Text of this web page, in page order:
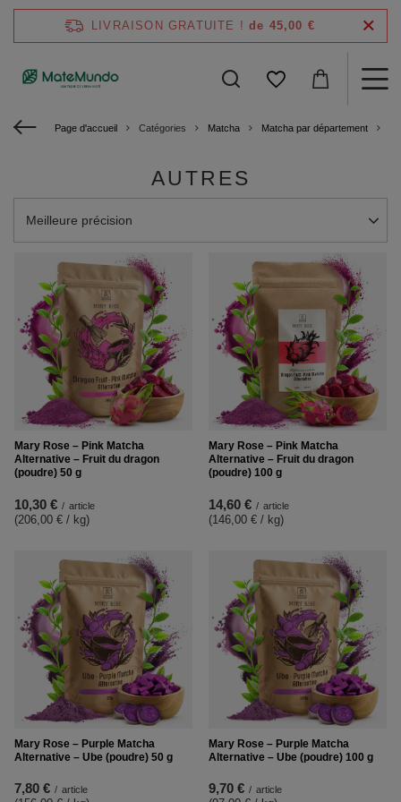
LIVRAISON GRATUITE ! de 45,00 €
Page d'accueil Catégories Matcha Matcha par département
AUTRES
Modifier le tri
Meilleure précision
Mary Rose – Pink Matcha
Alternative – Fruit du dragon
(poudre) 50 g
10,30 € / article
(206,00 € / kg)
Mary Rose – Pink Matcha
Alternative – Fruit du dragon
(poudre) 100 g
14,60 € / article
(146,00 € / kg)
Mary Rose – Purple Matcha
Alternative – Ube (poudre) 50 g
7,80 € / article
Mary Rose – Purple Matcha
Alternative – Ube (poudre) 100 g
9,70 € / article